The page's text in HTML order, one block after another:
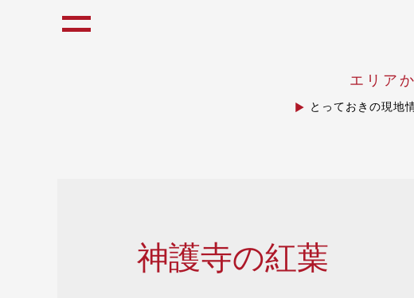
エリア
とっておきの現地
神護寺の紅葉